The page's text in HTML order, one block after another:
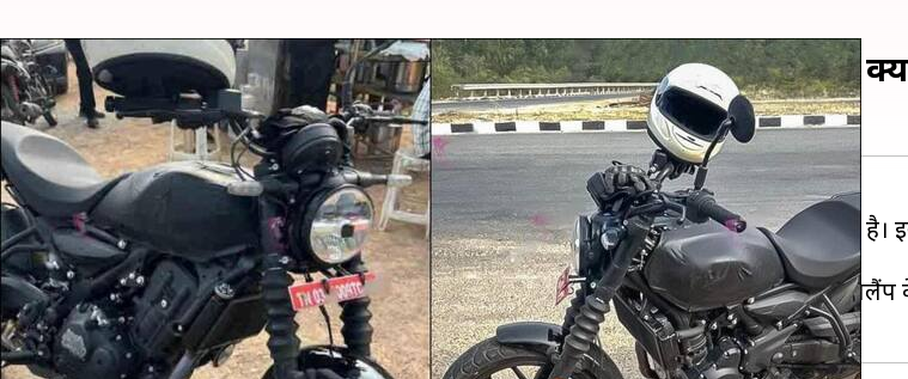
रॉयल एनफील्ड गुरिल्ला 450 जुलाई में हो सकती है लॉन्च, जानिए
लेखन दिनेश चंद शर्मा Jun 09, 2024 03:22 pm
क्या है खबर?
रॉयल एनफील्ड अपनी आगामी गुरिल्ला 450 नेकेड रोडस्टर बाइक को अगले महीने लॉन्च कर सकती है।
हाल ही में रॉयल एनफील्ड गुरिल्ला 450 को उत्पादन के लिए तैयार मॉडल के रूप में देखा गया है।
यह नईरॉयल एनफील्ड हिमालयन 450के समान एक गोलाकार LED हेडलैंप, बड़े फ्यूल टैंक और टेललैंप